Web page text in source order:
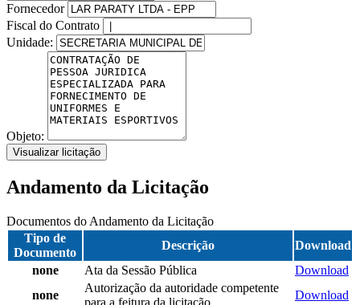
Fornecedor
Fiscal do Contrato
Unidade:
Objeto:
Visualizar licitação
Andamento da Licitação
Documentos do Andamento da Licitação
Tipo de
Documento
Descrição
Download
none
Ata da Sessão Pública
Download
none
Autorização da autoridade competente
para a feitura da licitação
Download